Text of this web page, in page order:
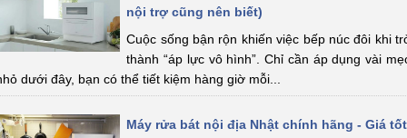
nội trợ cũng nên biết)
Cuộc sống bận rộn khiến việc bếp núc đôi khi
thành “áp lực vô hình”. Chỉ cần áp dụng vài
dưới đây, bạn có thể tiết kiệm hàng giờ mỗi...
Máy rửa bát nội địa Nhật chính hãng - Giá